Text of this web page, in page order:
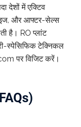
देशों में एक्टिव
और आफ्टर-सेल्स
है। RO प्लांट
स्पेसिफिक टेक्निकल
पर विजिट करें।